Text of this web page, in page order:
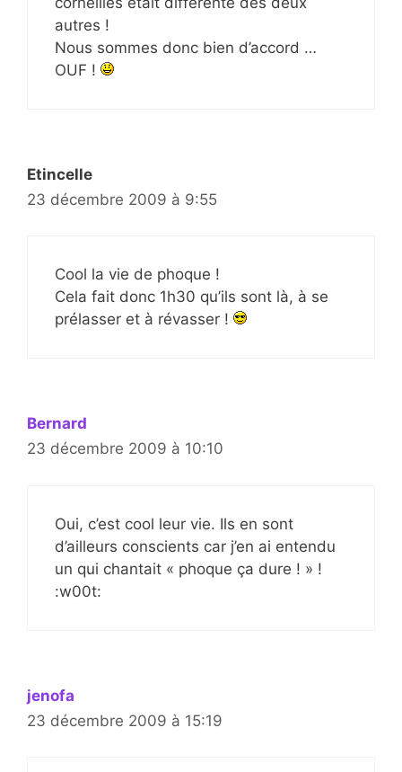
autres !
Nous sommes donc bien d’accord …
OUF !
Etincelle
23 décembre 2009 à 9:55
Cool la vie de phoque !
Cela fait donc 1h30 qu’ils sont là, à se
prélasser et à révasser !
Bernard
23 décembre 2009 à 10:10
Oui, c’est cool leur vie. Ils en sont
d’ailleurs conscients car j’en ai entendu
un qui chantait « phoque ça dure ! » !
:w00t:
jenofa
23 décembre 2009 à 15:19